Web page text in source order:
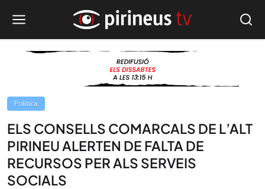
Política
ELS CONSELLS COMARCALS DE L’ALT
PIRINEU ALERTEN DE FALTA DE
RECURSOS PER ALS SERVEIS
SOCIALS